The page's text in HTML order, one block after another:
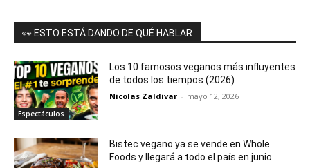
👀 ESTO ESTÁ DANDO DE QUÉ HABLAR
Espectáculos
Los 10 famosos veganos más influyentes
de todos los tiempos (2026)
Nicolas Zaldivar - mayo 12, 2026
Bistec vegano ya se vende en Whole
Foods y llegará a todo el país en junio